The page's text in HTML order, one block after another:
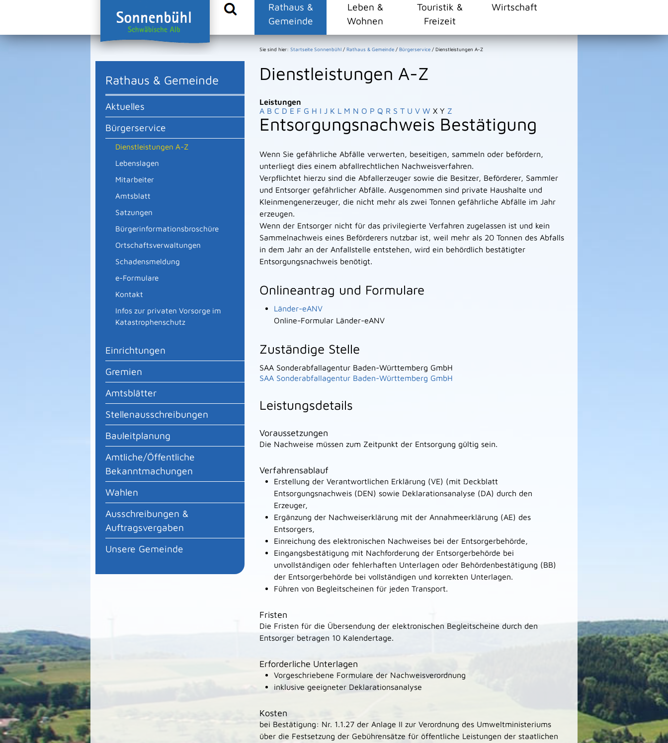
Rathaus &
Gemeinde
Leben &
Wohnen
Touristik &
Freizeit
Wirtschaft
Rathaus & Gemeinde
Aktuelles
Bürgerservice
Dienstleistungen A-Z
Lebenslagen
Mitarbeiter
Amtsblatt
Satzungen
Bürgerinformationsbroschüre
Ortschaftsverwaltungen
Schadensmeldung
e-Formulare
Kontakt
Infos zur privaten Vorsorge im
Katastrophenschutz
Einrichtungen
Gremien
Amtsblätter
Stellenausschreibungen
Bauleitplanung
Amtliche/Öffentliche
Bekanntmachungen
Wahlen
Ausschreibungen &
Auftragsvergaben
Unsere Gemeinde
Sie sind hier: Startseite Sonnenbühl / Rathaus & Gemeinde / Bürgerservice / Dienstleistungen A-Z
Dienstleistungen A-Z
Leistungen
A B C D E F G H I J K L M N O P Q R S T U V W X Y Z
Entsorgungsnachweis Bestätigung
Wenn Sie gefährliche Abfälle verwerten, beseitigen, sammeln oder befördern,
unterliegt dies einem abfallrechtlichen Nachweisverfahren.
Verpflichtet hierzu sind die Abfallerzeuger sowie die Besitzer, Beförderer, Sammler
und Entsorger gefährlicher Abfälle. Ausgenommen sind private Haushalte und
Kleinmengenerzeuger, die nicht mehr als zwei Tonnen gefährliche Abfälle im Jahr
erzeugen.
Wenn der Entsorger nicht für das privilegierte Verfahren zugelassen ist und kein
Sammelnachweis eines Beförderers nutzbar ist, weil mehr als 20 Tonnen des Abfalls
in dem Jahr an der Anfallstelle entstehen, wird ein behördlich bestätigter
Entsorgungsnachweis benötigt.
Onlineantrag und Formulare
Länder-eANV
Online-Formular Länder-eANV
Zuständige Stelle
SAA Sonderabfallagentur Baden-Württemberg GmbH
SAA Sonderabfallagentur Baden-Württemberg GmbH
Leistungsdetails
Voraussetzungen
Die Nachweise müssen zum Zeitpunkt der Entsorgung gültig sein.
Verfahrensablauf
Erstellung der Verantwortlichen Erklärung (VE) (mit Deckblatt
Entsorgungsnachweis (DEN) sowie Deklarationsanalyse (DA) durch den
Erzeuger,
Ergänzung der Nachweiserklärung mit der Annahmeerklärung (AE) des
Entsorgers,
Einreichung des elektronischen Nachweises bei der Entsorgerbehörde,
Eingangsbestätigung mit Nachforderung der Entsorgerbehörde bei
unvollständigen oder fehlerhaften Unterlagen oder Behördenbestätigung (BB)
der Entsorgerbehörde bei vollständigen und korrekten Unterlagen.
Führen von Begleitscheinen für jeden Transport.
Fristen
Die Fristen für die Übersendung der elektronischen Begleitscheine durch den
Entsorger betragen 10 Kalendertage.
Erforderliche Unterlagen
Vorgeschriebene Formulare der Nachweisverordnung
inklusive geeigneter Deklarationsanalyse
Kosten
bei Bestätigung: Nr. 1.1.27 der Anlage II zur Verordnung des Umweltministeriums
über die Festsetzung der Gebührensätze für öffentliche Leistungen der staatlichen